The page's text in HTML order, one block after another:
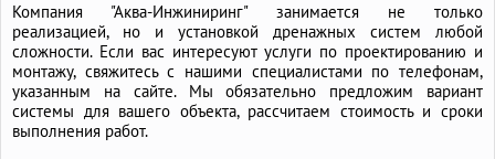
Компания "Аква-Инжиниринг" занимается не только
реализацией, но и установкой дренажных систем любой
сложности. Если вас интересуют услуги по проектированию и
монтажу, свяжитесь с нашими специалистами по телефонам,
указанным на сайте. Мы обязательно предложим вариант
системы для вашего объекта, рассчитаем стоимость и сроки
выполнения работ.